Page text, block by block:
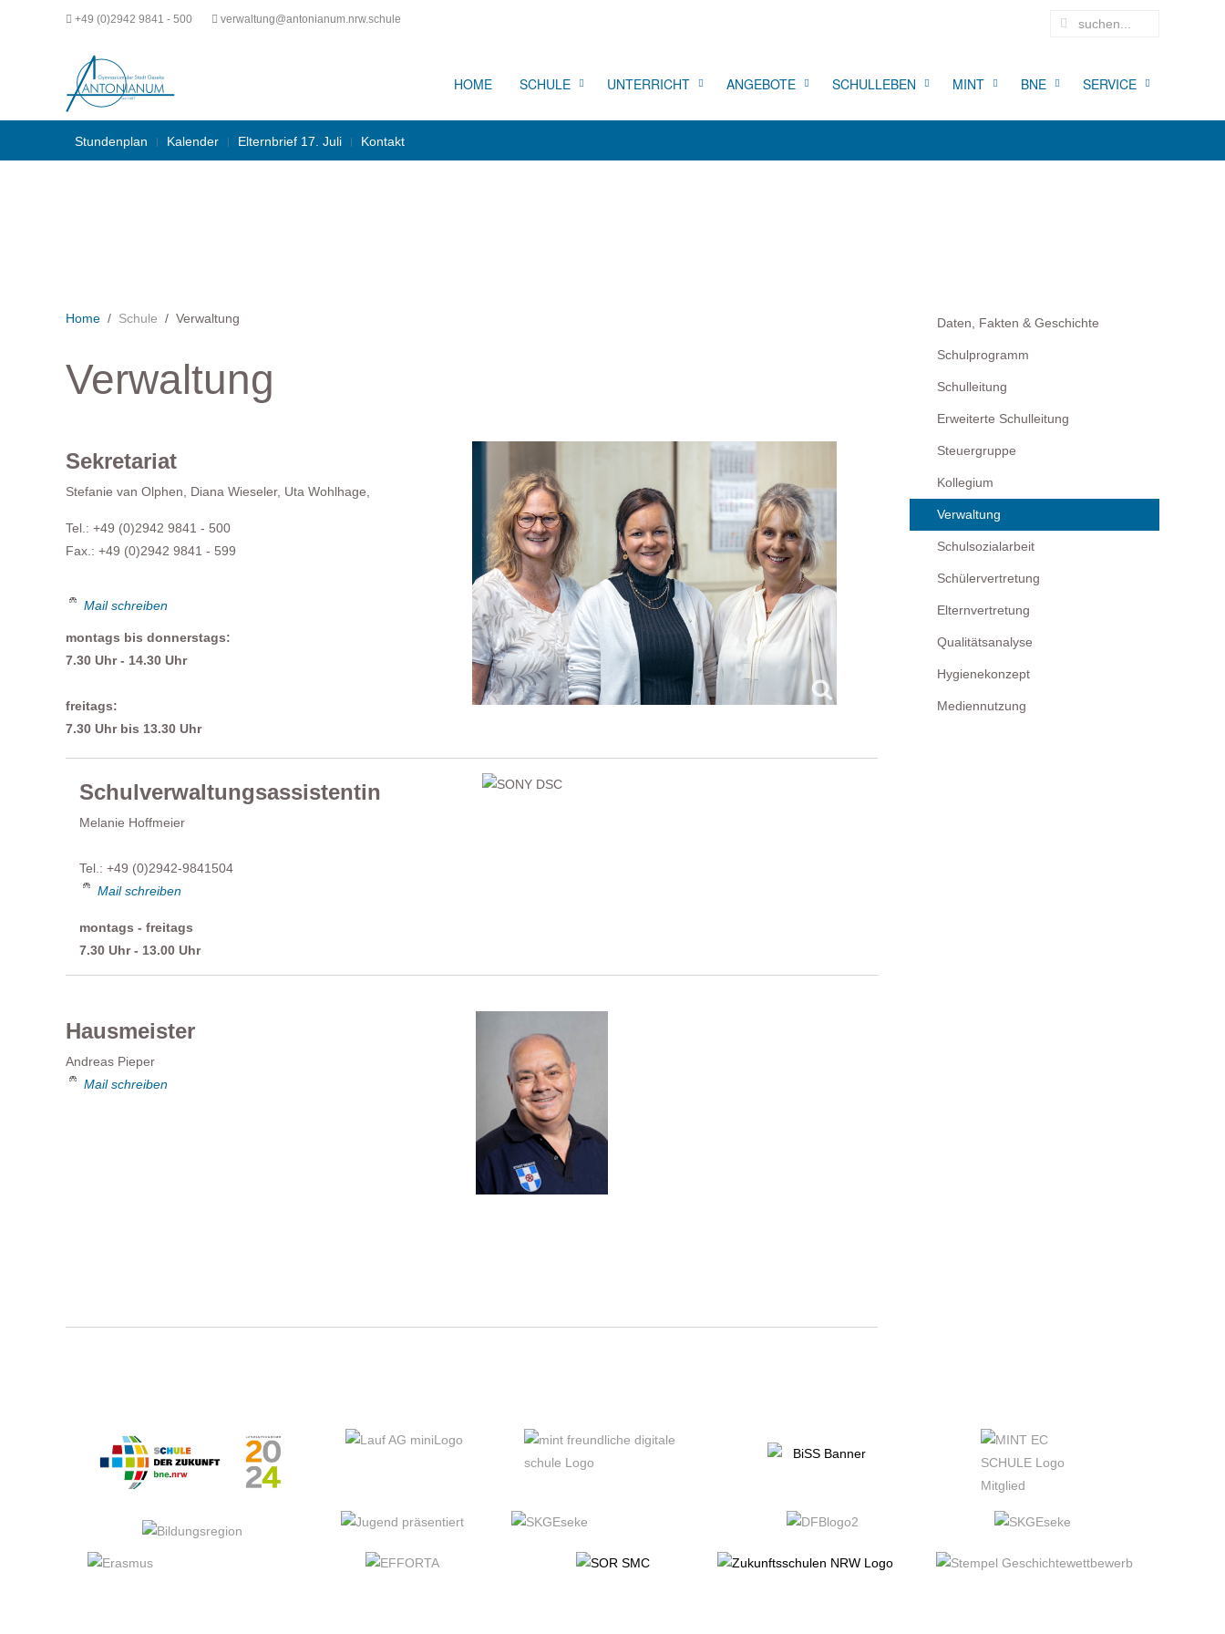
+49 (0)2942 9841 - 500 verwaltung@antonianum.nrw.schule
HOME SCHULE UNTERRICHT ANGEBOTE SCHULLEBEN MINT BNE SERVICE
Stundenplan Kalender Elternbrief 17. Juli Kontakt
Home Schule Verwaltung
Verwaltung
Sekretariat
Stefanie van Olphen, Diana Wieseler, Uta Wohlhage,
Tel.: +49 (0)2942 9841 - 500
Fax.: +49 (0)2942 9841 - 599
Mail schreiben
montags bis donnerstags:
7.30 Uhr - 14.30 Uhr
freitags:
7.30 Uhr bis 13.30 Uhr
Schulverwaltungsassistentin
Melanie Hoffmeier
Tel.: +49 (0)2942-9841504
Mail schreiben
montags - freitags
7.30 Uhr - 13.00 Uhr
Hausmeister
Andreas Pieper
Mail schreiben
Daten, Fakten & Geschichte
Schulprogramm
Schulleitung
Erweiterte Schulleitung
Steuergruppe
Kollegium
Verwaltung
Schulsozialarbeit
Schülervertretung
Elternvertretung
Qualitätsanalyse
Hygienekonzept
Mediennutzung